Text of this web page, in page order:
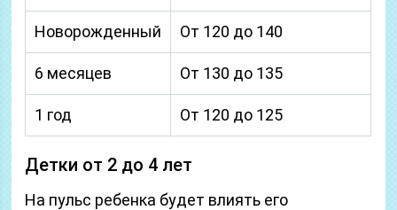
Новорожденный От 120 до 140
6 месяцев От 130 до 135
1 год От 120 до 125
Детки от 2 до 4 лет
На пульс ребенка будет влиять его